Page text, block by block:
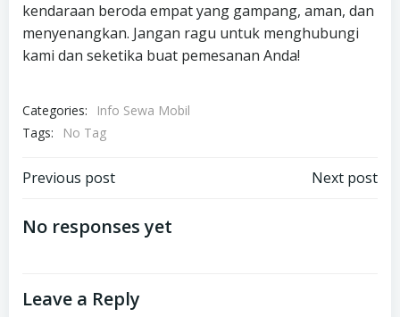
kendaraan beroda empat yang gampang, aman, dan
menyenangkan. Jangan ragu untuk menghubungi
kami dan seketika buat pemesanan Anda!
Categories:
Info Sewa Mobil
Tags:
No Tag
Post
navigation
Previous post Next post
No responses yet
Leave a Reply